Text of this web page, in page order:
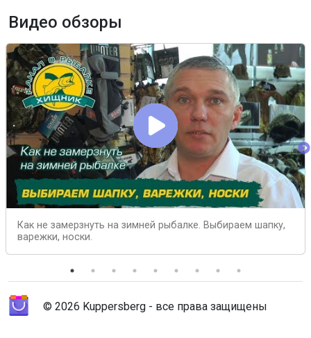
Видео обзоры
Как не замерзнуть на зимней рыбалке. Выбираем шапку,
варежки, носки.
© 2026 Kuppersberg - все права защищены